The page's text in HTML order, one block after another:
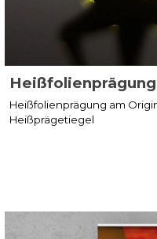
Heißfolienprägung
Heißfolienprägung am
Heißprägetiegel